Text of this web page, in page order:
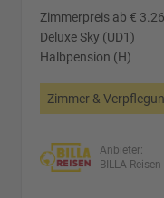
Zimmerpreis ab €
Deluxe Sky (UD1)
Halbpension (H)
Zimmer &
Anbieter:
BILLA Reisen